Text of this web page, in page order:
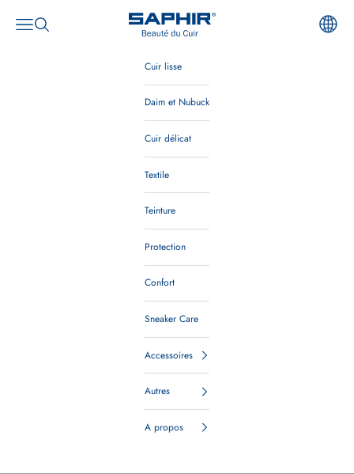
Saphir Beauté du Cuir
Ouvrir la navigation
Ouvrir la recherche
Cuir lisse
Daim et Nubuck
Cuir délicat
Textile
Teinture
Protection
Confort
Sneaker Care
Accessoires
Autres
A propos